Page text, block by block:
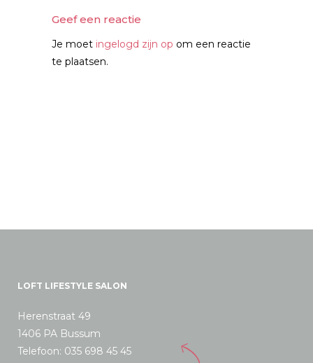
Geef een reactie
Je moet ingelogd zijn op om een reactie
te plaatsen.
LOFT LIFESTYLE SALON
Herenstraat 49
1406 PA Bussum
Telefoon: 035 698 45 45